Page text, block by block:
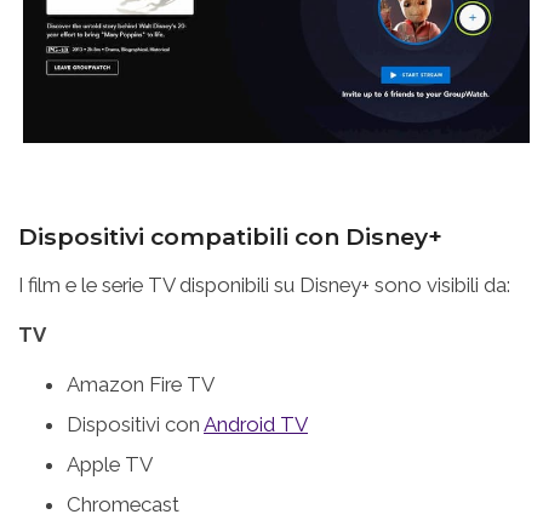
Dispositivi compatibili con Disney+
I film e le serie TV disponibili su Disney+ sono visibili da:
TV
Amazon Fire TV
Dispositivi con Android TV
Apple TV
Chromecast